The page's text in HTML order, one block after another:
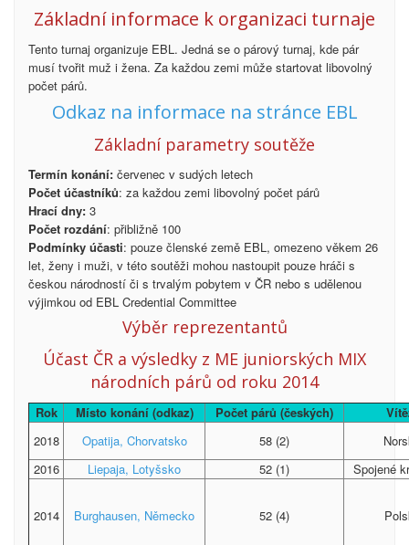
Základní informace k organizaci turnaje
Tento turnaj organizuje EBL. Jedná se o párový turnaj, kde pár
musí tvořit muž i žena. Za každou zemi může startovat libovolný
počet párů.
Odkaz na informace na stránce EBL
Základní parametry soutěže
Termín konání: červenec v sudých letech
Počet účastníků: za každou zemi libovolný počet párů
Hrací dny: 3
Počet rozdání: přibližně 100
Podmínky účasti: pouze členské země EBL, omezeno věkem 26
let, ženy i muži, v této soutěži mohou nastoupit pouze hráči s
českou národností či s trvalým pobytem v ČR nebo s udělenou
výjimkou od EBL Credential Committee
Výběr reprezentantů
Účast ČR a výsledky z ME juniorských MIX
národních párů od roku 2014
Rok Místo konání (odkaz) Počet párů (českých)
2018
Opatija, Chorvatsko 58 (2)
2016
Liepaja, Lotyšsko 52 (1) Spojené
2014 Burghausen, Německo 52 (4)